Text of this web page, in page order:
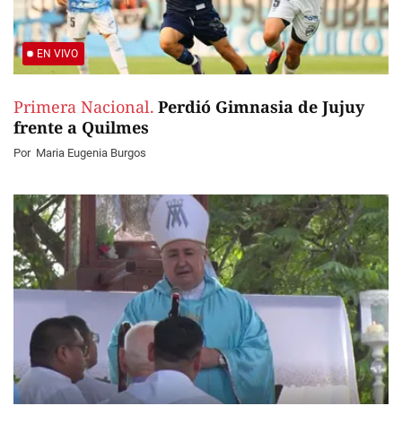
EN VIVO
Primera Nacional. Perdió Gimnasia de Jujuy
frente a Quilmes
Por Maria Eugenia Burgos